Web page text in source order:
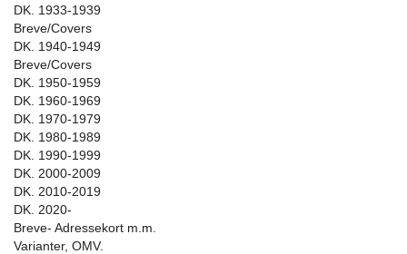
DK. 1933-1939
Breve/Covers
DK. 1940-1949
Breve/Covers
DK. 1950-1959
DK. 1960-1969
DK. 1970-1979
DK. 1980-1989
DK. 1990-1999
DK. 2000-2009
DK. 2010-2019
DK. 2020-
Breve- Adressekort m.m.
Varianter, OMV.